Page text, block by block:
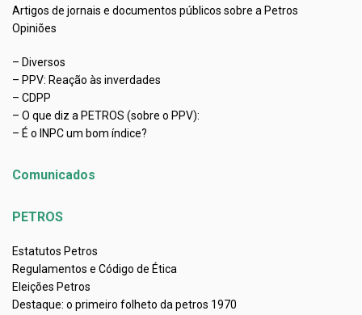
Artigos de jornais e documentos públicos sobre a Petros
Opiniões
– Diversos
– PPV: Reação às inverdades
– CDPP
– O que diz a PETROS (sobre o PPV):
– É o INPC um bom índice?
Comunicados
PETROS
Estatutos Petros
Regulamentos e Código de Ética
Eleições Petros
Destaque: o primeiro folheto da petros 1970